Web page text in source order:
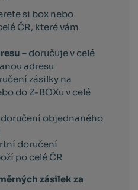
si box nebo
ČR, které vám
– doručuje v celé
adresu
zásilky na
do Z-BOXu v celé
objednaného
doručení
po celé ČR
zásilek za